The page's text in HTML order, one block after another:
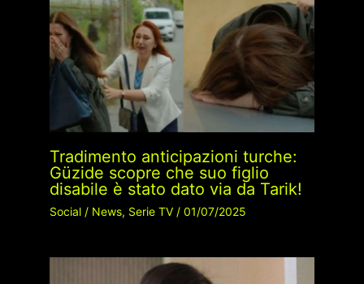
Tradimento anticipazioni turche:
Güzide scopre che suo figlio
disabile è stato dato via da Tarik!
Social/ News, Serie TV/ 01/07/2025